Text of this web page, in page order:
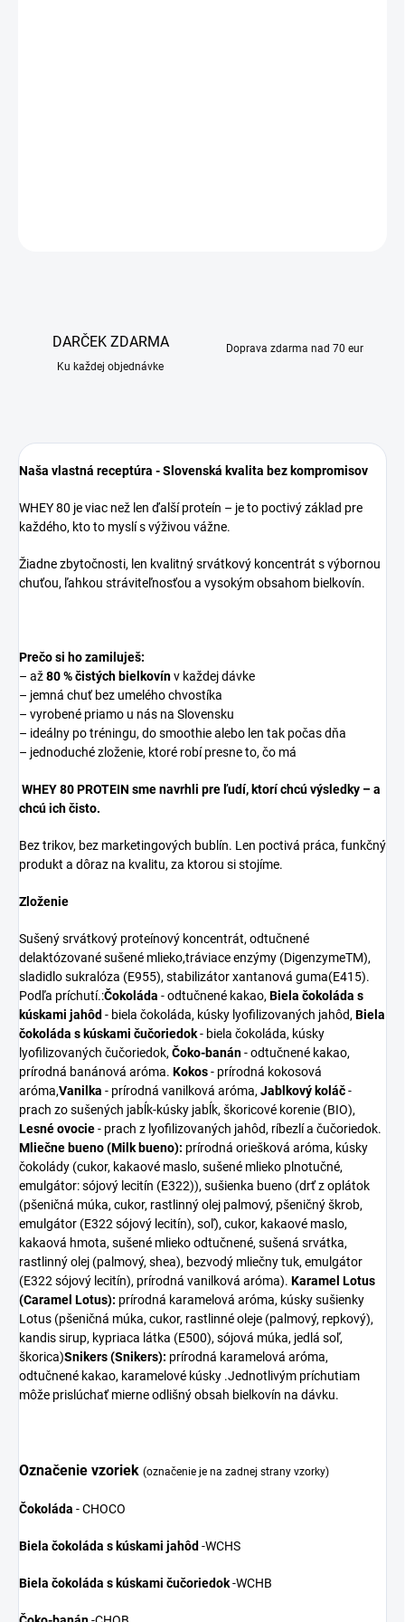
DARČEK ZDARMA
Ku každej objednávke
Doprava zdarma nad 70 eur
Naša vlastná receptúra -Slovenská kvalita bez kompromisov
WHEY 80 je viac než len ďalší proteín – je to poctivý základ pre
každého, kto to myslí s výživou vážne.
Žiadne zbytočnosti, len kvalitný srvátkový koncentrát s výbornou
chuťou, ľahkou stráviteľnosťou a vysokým obsahom bielkovín.
Prečo si ho zamiluješ:
– až80 % čistých bielkovínv každej dávke
– jemná chuť bez umelého chvostíka
– vyrobené priamo u nás na Slovensku
– ideálny po tréningu, do smoothie alebo len tak počas dňa
– jednoduché zloženie, ktoré robí presne to, čo má
WHEY 80 PROTEIN sme navrhli pre ľudí, ktorí chcú výsledky – a
chcú ich čisto.
Bez trikov, bez marketingových bublín. Len poctivá práca, funkčný
produkt a dôraz na kvalitu, za ktorou si stojíme.
Zloženie
Sušený srvátkový proteínový koncentrát, odtučnené
delaktózované sušené mlieko,tráviace enzýmy (DigenzymeTM),
sladidlo sukralóza (E955), stabilizátor xantanová guma(E415).
Podľa príchutí.:Čokoláda - odtučnené kakao,Biela čokoláda s
kúskami jahôd - biela čokoláda, kúsky lyofilizovaných jahôd,Biela
čokoláda s kúskami čučoriedok- biela čokoláda, kúsky
lyofilizovaných čučoriedok,Čoko-banán- odtučnené kakao,
prírodná banánová aróma. Kokos- prírodná kokosová
aróma,Vanilka - prírodná vanilková aróma,Jablkový koláč-
prach zo sušených jabĺk-kúsky jabĺk, škoricové korenie (BIO),
Lesné ovocie- prach z lyofilizovaných jahôd, ríbezlí a čučoriedok.
Mliečne bueno (Milk bueno): prírodná oriešková aróma, kúsky
čokolády (cukor, kakaové maslo, sušené mlieko plnotučné,
emulgátor: sójový lecitín (E322)), sušienka bueno (drť z oplátok
(pšeničná múka, cukor, rastlinný olej palmový, pšeničný škrob,
emulgátor (E322 sójový lecitín), soľ), cukor, kakaové maslo,
kakaová hmota, sušené mlieko odtučnené, sušená srvátka,
rastlinný olej (palmový, shea), bezvodý mliečny tuk, emulgátor
(E322 sójový lecitín), prírodná vanilková aróma). Karamel Lotus
(Caramel Lotus): prírodná karamelová aróma, kúsky sušienky
Lotus (pšeničná múka, cukor, rastlinné oleje (palmový, repkový),
kandis sirup, kypriaca látka (E500), sójová múka, jedlá soľ,
škorica)Snikers (Snikers): prírodná karamelová aróma,
odtučnené kakao, karamelové kúsky .Jednotlivým príchutiam
môže prislúchať mierne odlišný obsah bielkovín na dávku.
Označenie vzoriek (označenie je na zadnej strany vzorky)
Čokoláda - CHOCO
Biela čokoláda s kúskami jahôd -WCHS
Biela čokoláda s kúskami čučoriedok-WCHB